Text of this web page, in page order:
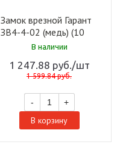
Замок врезной Гарант
ЗВ4-4-02 (медь) (10
В наличии
1 247.88 руб. /шт
1 599.84руб.
- +
В корзину